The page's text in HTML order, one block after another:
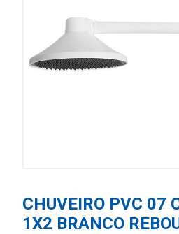
CHUVEIRO PVC 07
1X2 BRANCO